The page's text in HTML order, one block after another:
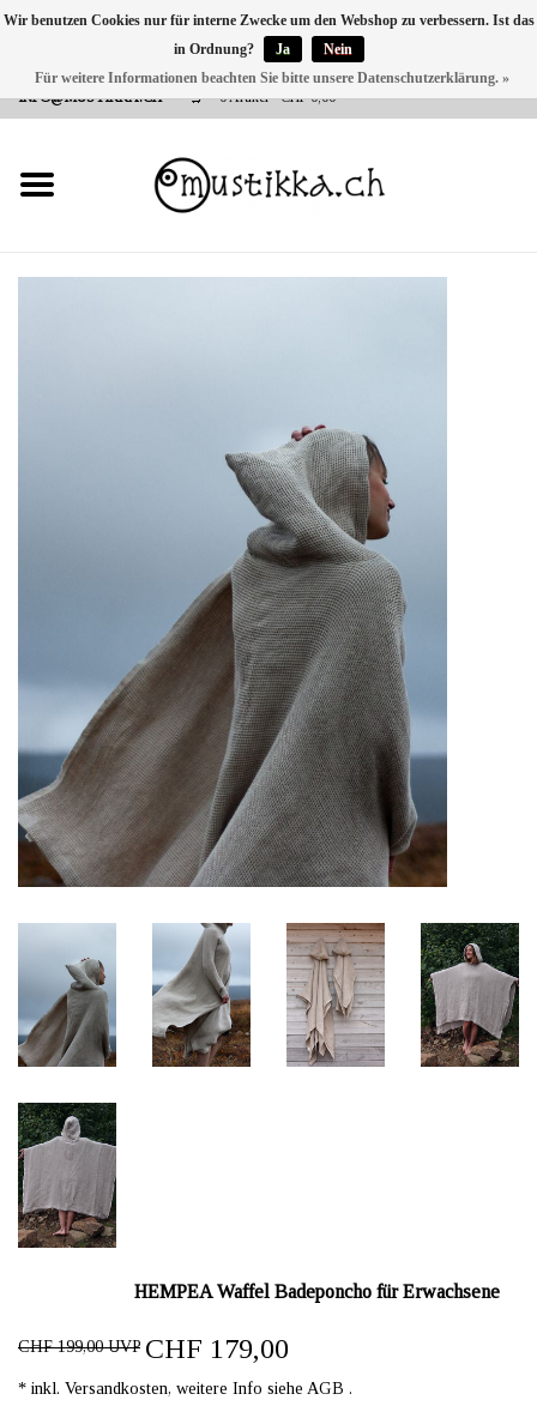
VERSANDKOSTEN 0 CHF INNERHALB CH | INT. VERSAND ÜBER
INFO@MUSTIKKA.CH
0 Artikel - CHF 0,00
NEU BEI UNS
SHOP - A PIECE OF
FINLAND FOR YOU
Marken
HEMPEA Waffel Badeponcho für Erwachsene
CHF 199,00 UVP CHF 179,00
* inkl. Versandkosten, weitere Info siehe AGB .
Wir benutzen Cookies nur für interne Zwecke um den Webshop zu verbessern. Ist das
in Ordnung?
Ja
Nein
Für weitere Informationen beachten Sie bitte unsere Datenschutzerklärung. »